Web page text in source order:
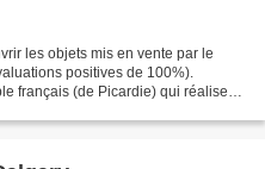
les objets mis en vente par le
positives de 100%).
français (de Picardie) qui réalise